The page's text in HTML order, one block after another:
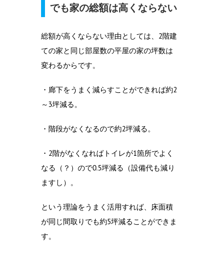
でも家の総額は高くならない
総額が高くならない理由としては、2階建
ての家と同じ部屋数の平屋の家の坪数は
変わるからです。
・廊下をうまく減らすことができれば約2
～3坪減る。
・階段がなくなるので約2坪減る。
・2階がなくなればトイレが1箇所でよく
なる（？）ので0.5坪減る（設備代も減り
ますし）。
という理論をうまく活用すれば、床面積
が同じ間取りでも約5坪減ることができま
す。